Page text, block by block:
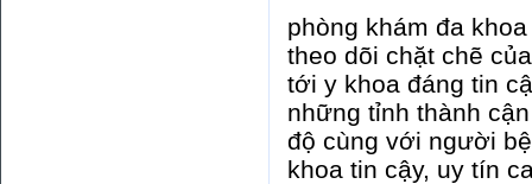
phòng khám đa
theo dõi chặt chẽ
tới y khoa đáng tin
những tỉnh thành
độ cùng với người
khoa tin cậy, uy tín